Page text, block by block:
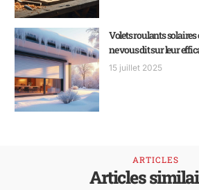
Volets roulants solaires
ne vous dit sur leur
15 juillet 2025
ARTICLES
Articles